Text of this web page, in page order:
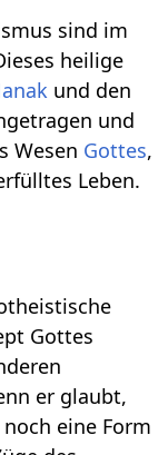
sind im
heilige
und den
und
Wesen Gottes,
Leben.
Gottes
er glaubt,
eine Form